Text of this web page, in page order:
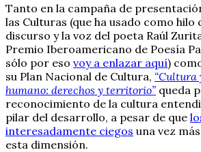
Tanto en la campaña de
las Culturas (que ha usado como
discurso y la voz del poeta Raúl
Premio Iberoamericano de Poesía
sólo por eso voy a enlazar aquí)
su Plan Nacional de Cultura, “Cultura
humano: derechos y territorio” queda
reconocimiento de la cultura
pilar del desarrollo, a pesar de que
interesadamente ciegos una vez
esta dimensión.